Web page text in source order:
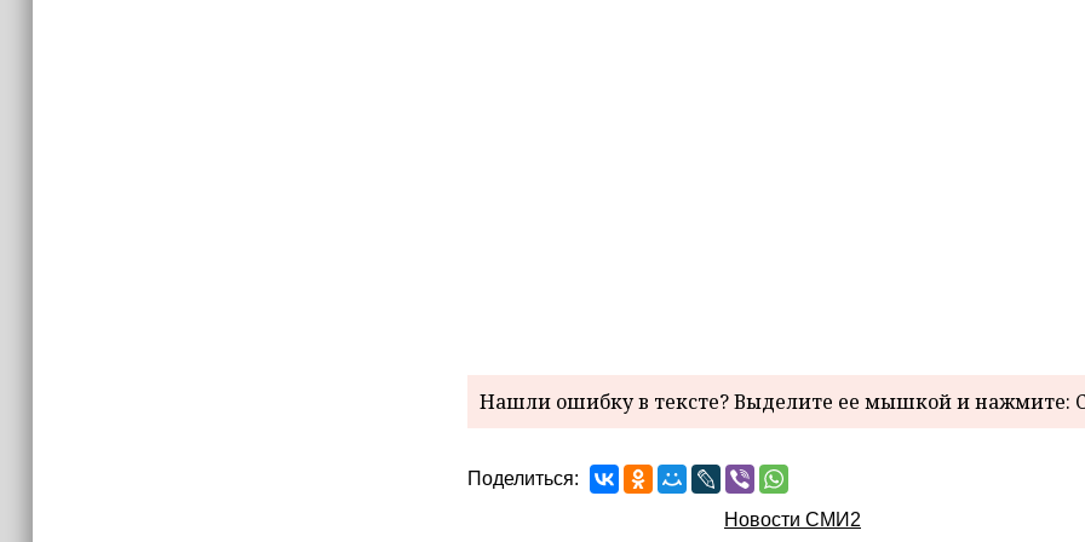
Нашли ошибку в тексте? Выделите ее мышкой и нажмите:
Поделиться:
Новости СМИ2